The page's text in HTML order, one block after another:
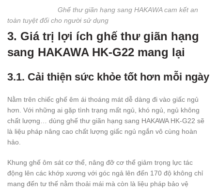
Ghế thư giãn hạng sang HAKAWA cam kết an
toàn tuyệt đối cho người sử dụng
3. Giá trị lợi ích ghế thư giãn hạng
sang HAKAWA HK-G22 mang lại
3.1. Cải thiện sức khỏe tốt hơn mỗi ngày
Nằm trên chiếc ghế êm ái thoáng mát dễ dàng đi vào giấc ngủ
hơn. Với những ai gặp tình trạng mất ngủ, khó ngủ, ngủ không
chất lượng… dùng ghế thư giãn hạng sang HAKAWA HK-G22 sẽ
là liệu pháp nâng cao chất lượng giấc ngủ ngắn vô cùng hoàn
hảo.
Khung ghế ôm sát cơ thể, nâng đỡ cơ thể giảm trọng lực tác
động lên các khớp xương với góc ngả lên đến 170 độ không chỉ
mang đến tư thế nằm thoải mái mà còn là liệu pháp bảo vệ